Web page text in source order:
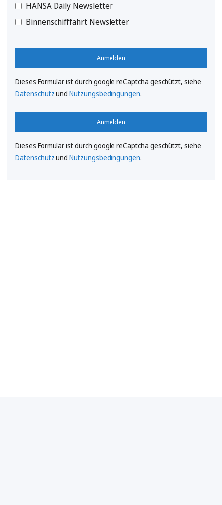
HANSA Daily Newsletter
Binnenschifffahrt Newsletter
Anmelden
Dieses Formular ist durch google reCaptcha geschützt, siehe
Datenschutz und Nutzungsbedingungen.
Anmelden
Dieses Formular ist durch google reCaptcha geschützt, siehe
Datenschutz und Nutzungsbedingungen.